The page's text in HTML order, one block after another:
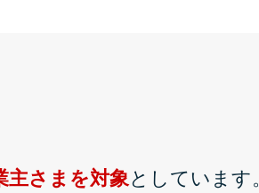
主さまを対象としています。